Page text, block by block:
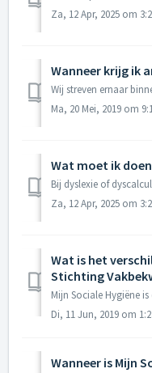
Za, 12 Apr, 2025 om
Wanneer krijg ik
Ma, 20 Mei, 2019 om
Wat moet ik
Za, 12 Apr, 2025 om
Wat is het
Stichting
Di, 11 Jun, 2019 om
Wanneer is Mijn